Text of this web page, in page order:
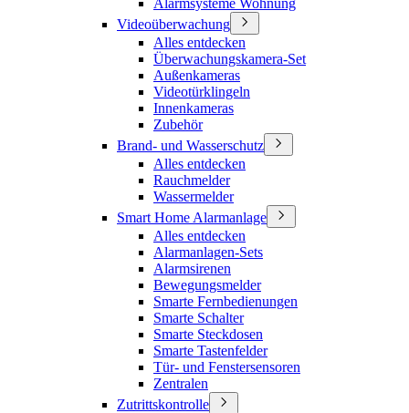
Alarmsysteme Wohnung
Videoüberwachung
Alles entdecken
Überwachungskamera-Set
Außenkameras
Videotürklingeln
Innenkameras
Zubehör
Brand- und Wasserschutz
Alles entdecken
Rauchmelder
Wassermelder
Smart Home Alarmanlage
Alles entdecken
Alarmanlagen-Sets
Alarmsirenen
Bewegungsmelder
Smarte Fernbedienungen
Smarte Schalter
Smarte Steckdosen
Smarte Tastenfelder
Tür- und Fenstersensoren
Zentralen
Zutrittskontrolle